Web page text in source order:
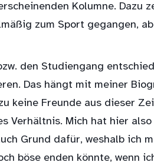
Kolumne. Dazu
zum Sport gegangen,
den Studiengang
Das hängt mit meiner
keine Freunde aus dieser
Verhältnis. Mich hat hier
Grund dafür, weshalb ich
böse enden könnte, wenn